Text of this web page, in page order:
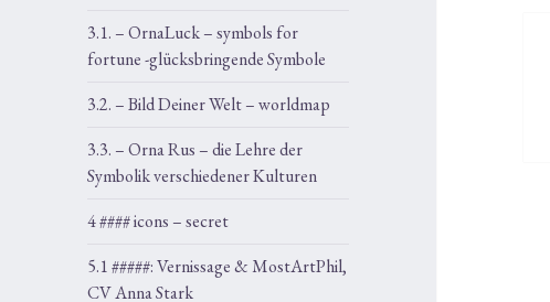
3.1. – OrnaLuck – symbols for
fortune -glücksbringende Symbole
3.2. – Bild Deiner Welt – worldmap
3.3. – Orna Rus – die Lehre der
Symbolik verschiedener Kulturen
4 #### icons – secret
5.1 #####: Vernissage & MostArtPhil,
CV Anna Stark